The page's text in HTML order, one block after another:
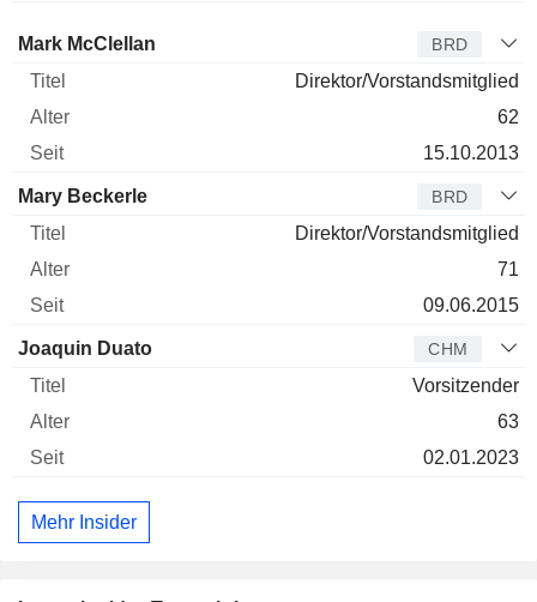
Verwaltungsratsmitglied
Mark McClellan BRD
Direktor/Vorstandsmitglied
62
15.10.2013
Mary Beckerle BRD
Direktor/Vorstandsmitglied
71
09.06.2015
Joaquin Duato CHM
Vorsitzender
63
02.01.2023
Mehr Insider